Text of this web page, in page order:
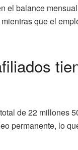
el balance
que el
de 22 millones
permanente, lo